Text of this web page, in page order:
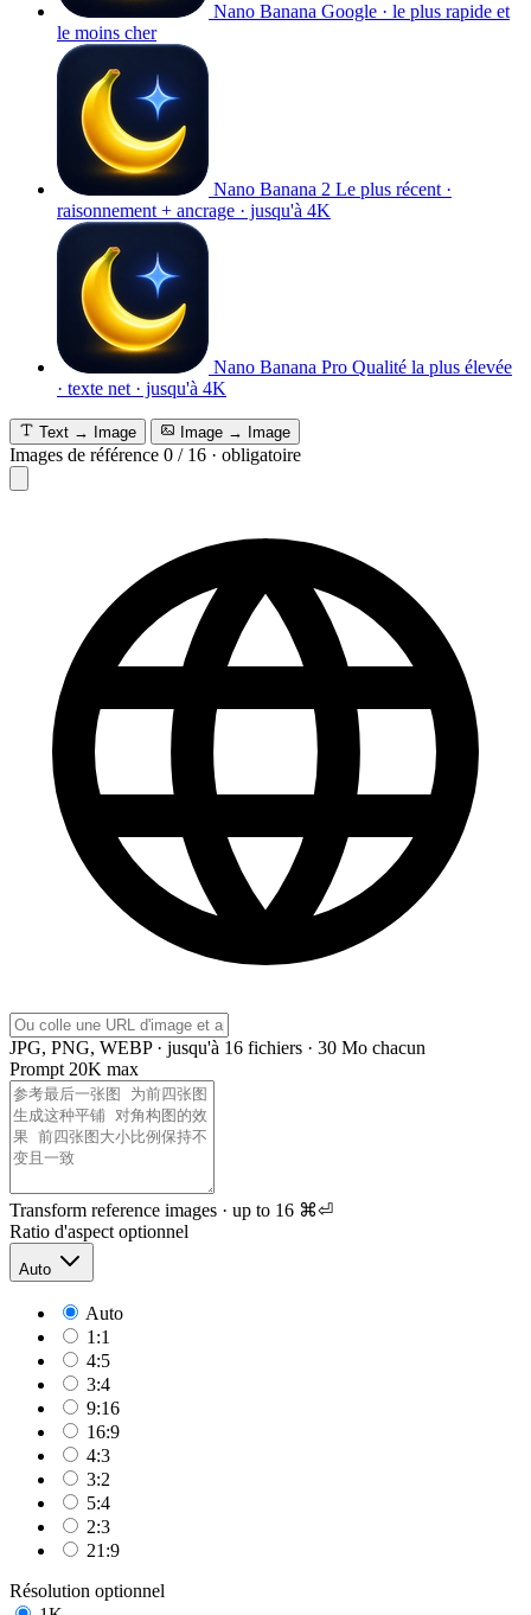
Nano Banana Google · le plus rapide et
le moins cher
Nano Banana 2 Le plus récent ·
raisonnement + ancrage · jusqu'à 4K
Nano Banana Pro Qualité la plus élevée
· texte net · jusqu'à 4K
Text → Image Image → Image
Images de référence 0 / 16 · obligatoire
JPG, PNG, WEBP · jusqu'à 16 fichiers · 30 Mo chacun
Prompt 20K max
Transform reference images · up to 16 ⌘⏎
Ratio d'aspect optionnel
Auto
Auto
1:1
4:5
3:4
9:16
16:9
4:3
3:2
5:4
2:3
21:9
Résolution optionnel